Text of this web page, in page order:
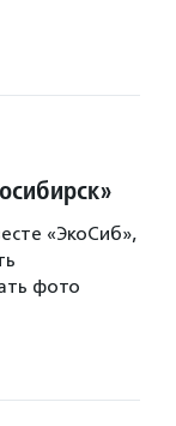
«ЭкоСиб»,
фото